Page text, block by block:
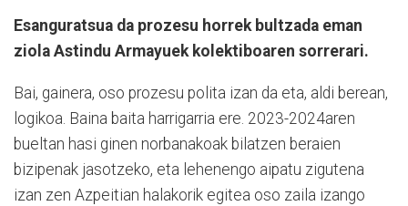
Esanguratsua da prozesu horrek bultzada eman
ziola Astindu Armayuek kolektiboaren sorrerari.
Bai, gainera, oso prozesu polita izan da eta, aldi berean,
logikoa. Baina baita harrigarria ere. 2023-2024aren
bueltan hasi ginen norbanakoak bilatzen beraien
bizipenak jasotzeko, eta lehenengo aipatu zigutena
izan zen Azpeitian halakorik egitea oso zaila izango